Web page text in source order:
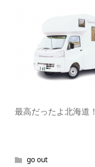
最高だったよ北海道！
go out